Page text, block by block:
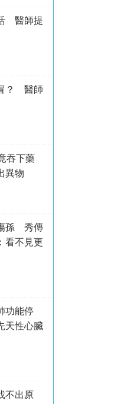
醫師提
？ 醫師
吞下藥
異物
孫 秀傳
看不見更
功能停
天性心臟
不出原